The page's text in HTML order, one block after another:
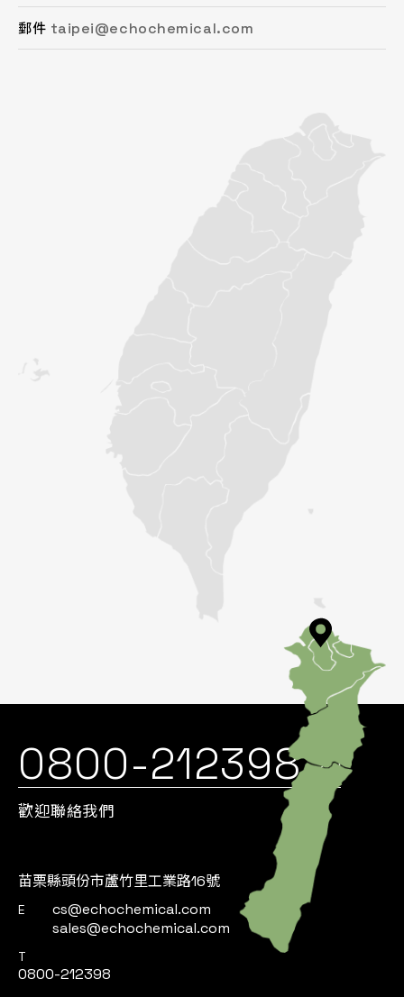
郵件 taipei@echochemical.com
郵件 chungli@echochemical.com
郵件 miaoli@echochemical.com
郵件 taichung@echochemical.com
郵件 tainan@echochemical.com
郵件 kaohsiung@echochemical.com
0800-212398
歡迎聯絡我們
苗栗縣頭份市蘆竹里工業路16號
E
cs@echochemical.com
sales@echochemical.com
T
0800-212398